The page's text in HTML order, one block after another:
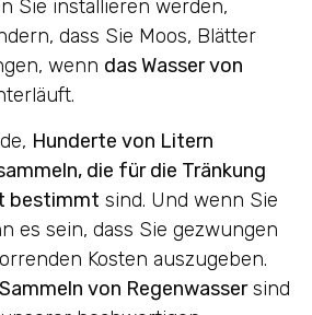
Sie installieren werden,
dass Sie Moos, Blätter
wenn das Wasser von
Hunderte von Litern
die für die Tränkung
bestimmt sind. Und wenn Sie
es sein, dass Sie gezwungen
Kosten auszugeben.
Sammeln von Regenwassersind